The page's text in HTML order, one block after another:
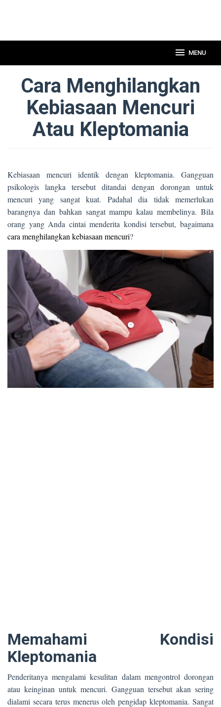
MENU
Cara Menghilangkan
Kebiasaan Mencuri
Atau Kleptomania
Kebiasaan mencuri identik dengan kleptomania. Gangguan
psikologis langka tersebut ditandai dengan dorongan untuk
mencuri yang sangat kuat. Padahal dia tidak memerlukan
barangnya dan bahkan sangat mampu kalau membelinya. Bila
orang yang Anda cintai menderita kondisi tersebut, bagaimana
cara menghilangkan kebiasaan mencuri?
Memahami Kondisi
Kleptomania
Penderitanya mengalami kesulitan dalam mengontrol dorongan
atau keinginan untuk mencuri. Gangguan tersebut akan sering
dialami secara terus menerus oleh pengidap kleptomania. Sangat